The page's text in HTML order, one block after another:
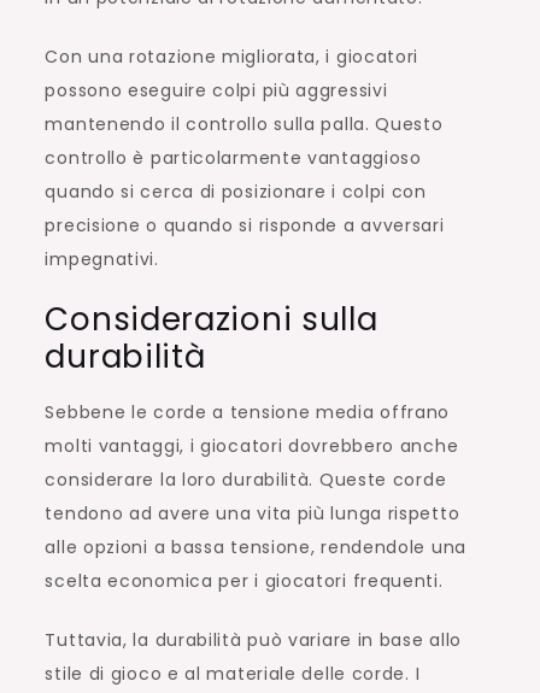
Con una rotazione migliorata, i giocatori
possono eseguire colpi più aggressivi
mantenendo il controllo sulla palla. Questo
controllo è particolarmente vantaggioso
quando si cerca di posizionare i colpi con
precisione o quando si risponde a avversari
impegnativi.
Considerazioni sulla
durabilità
Sebbene le corde a tensione media offrano
molti vantaggi, i giocatori dovrebbero anche
considerare la loro durabilità. Queste corde
tendono ad avere una vita più lunga rispetto
alle opzioni a bassa tensione, rendendole una
scelta economica per i giocatori frequenti.
Tuttavia, la durabilità può variare in base allo
stile di gioco e al materiale delle corde. I